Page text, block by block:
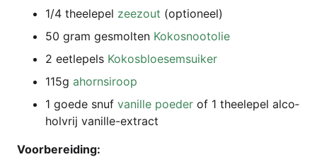
1/4 thee­l­e­pel zeezout (optio­neel)
50 gram ges­mol­ten Kokos­noo­to­lie
2 eetle­pels Kokos­bloe­sem­sui­ker
115g ahorn­si­roop
1 goe­de snuf vanil­le poe­der of 1 thee­l­e­pel alco­
hol­vrij vanille-extract
Voor­be­rei­ding: